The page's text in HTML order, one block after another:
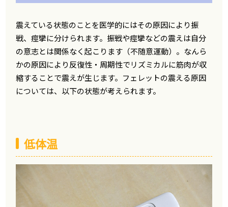
震えている状態のことを医学的にはその原因により振
戦、痙攣に分けられます。振戦や痙攣などの震えは自分
の意志とは関係なく起こります（不随意運動）。なんら
かの原因により反復性・周期性でリズミカルに筋肉が収
縮することで震えが生じます。フェレットの震える原因
については、以下の状態が考えられます。
低体温